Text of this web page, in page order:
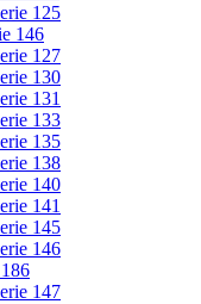
125
146
127
130
131
133
135
138
140
141
145
146
147